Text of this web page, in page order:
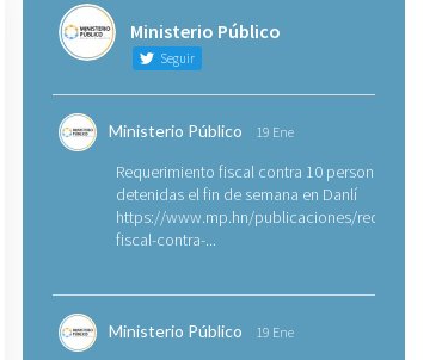
Ministerio Público
Seguir
Ministerio Público 19 Ene
Requerimiento fiscal contra 10 personas
detenidas el fin de semana en Danlí
https://www.mp.hn/publicaciones/
fiscal-contra-...
Ministerio Público 19 Ene